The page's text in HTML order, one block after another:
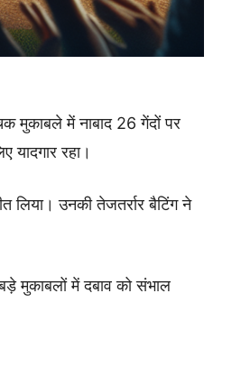
मुकाबले में नाबाद 26 गेंदों पर
रहा।
लिया। उनकी तेजतर्रार बैटिंग ने
मुकाबलों में दबाव को संभाल